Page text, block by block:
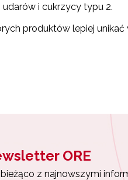
i cukrzycy typu 2.
produktów lepiej unikać
ORE
z najnowszymi